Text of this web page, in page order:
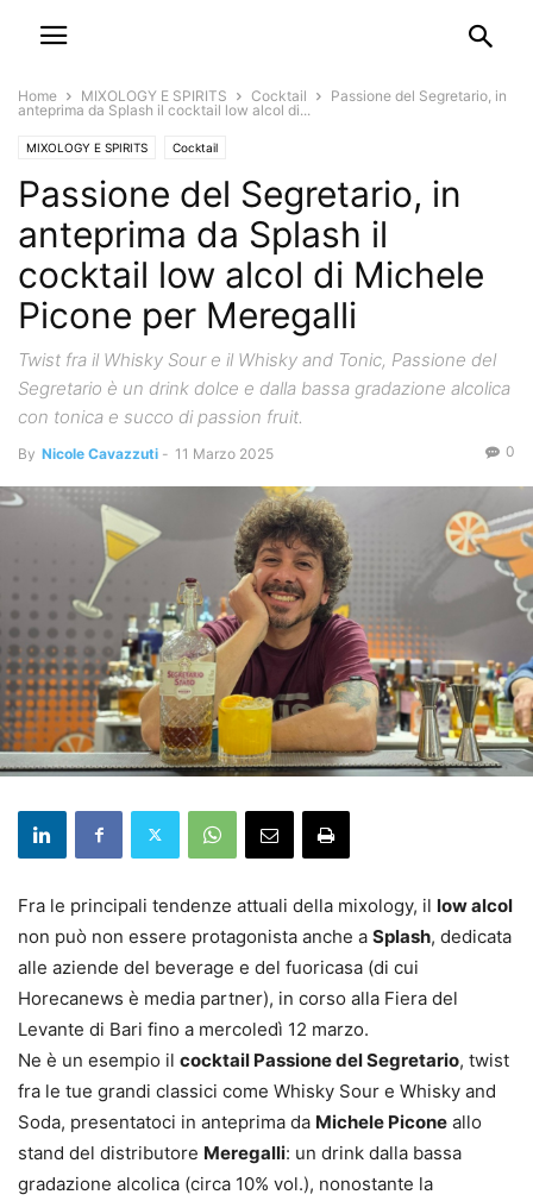
Home MIXOLOGY E SPIRITS Cocktail
Passione del Segretario, in
anteprima da Splash il cocktail low alcol di...
MIXOLOGY E SPIRITS Cocktail
Passione del Segretario, in
anteprima da Splash il
cocktail low alcol di Michele
Picone per Meregalli
Twist fra il Whisky Sour e il Whisky and Tonic, Passione del
Segretario è un drink dolce e dalla bassa gradazione alcolica
con tonica e succo di passion fruit.
By Nicole Cavazzuti - 11 Marzo 2025 0
Fra le principali tendenze attuali della mixology, il low alcol
non può non essere protagonista anche a Splash, dedicata
alle aziende del beverage e del fuoricasa (di cui
Horecanews è media partner), in corso alla Fiera del
Levante di Bari fino a mercoledì 12 marzo.
Ne è un esempio il cocktail Passione del Segretario, twist
fra le tue grandi classici come Whisky Sour e Whisky and
Soda, presentatoci in anteprima da Michele Picone allo
stand del distributore Meregalli: un drink dalla bassa
gradazione alcolica (circa 10% vol.), nonostante la